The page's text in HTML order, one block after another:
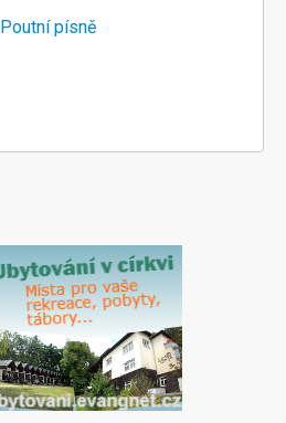
Poutní písně